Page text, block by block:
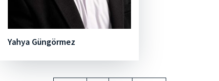
Yahya Güngörmez